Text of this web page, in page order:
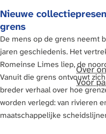
Over
Voor
Nieuwe
grens
De mens op de grens neemt
jaren geschiedenis. Het
Romeinse Limes liep, de
Vanuit die grens ontvouwt
breder verhaal over hoe
worden verlegd: van rivieren
maatschappelijke